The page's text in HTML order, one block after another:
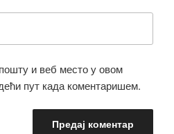
и веб место у овом
пут када коментаришем.